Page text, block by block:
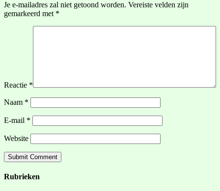
Je e-mailadres zal niet getoond worden. Vereiste velden zijn
gemarkeerd met *
Reactie *
Naam *
E-mail *
Website
Rubrieken